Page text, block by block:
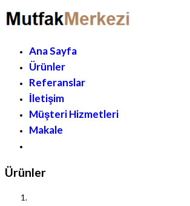
Ana Sayfa
Ürünler
Referanslar
İletişim
Müşteri Hizmetleri
Makale
Ürünler